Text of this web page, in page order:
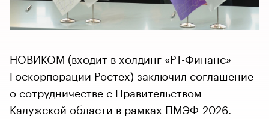
НОВИКОМ (входит в холдинг «РТ-Финанс»
Госкорпорации Ростех) заключил соглашение
о сотрудничестве с Правительством
Калужской области в рамках ПМЭФ-2026.